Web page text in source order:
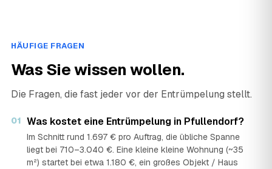
HÄUFIGE FRAGEN
Was Sie wissen wollen.
Die Fragen, die fast jeder vor der Entrümpelung stellt.
01 Was kostet eine Entrümpelung in Pfullendorf?
Im Schnitt rund 1.697 € pro Auftrag, die übliche Spanne
liegt bei 710–3.040 €. Eine kleine kleine Wohnung (~35
m²) startet bei etwa 1.180 €, ein großes Objekt / Haus